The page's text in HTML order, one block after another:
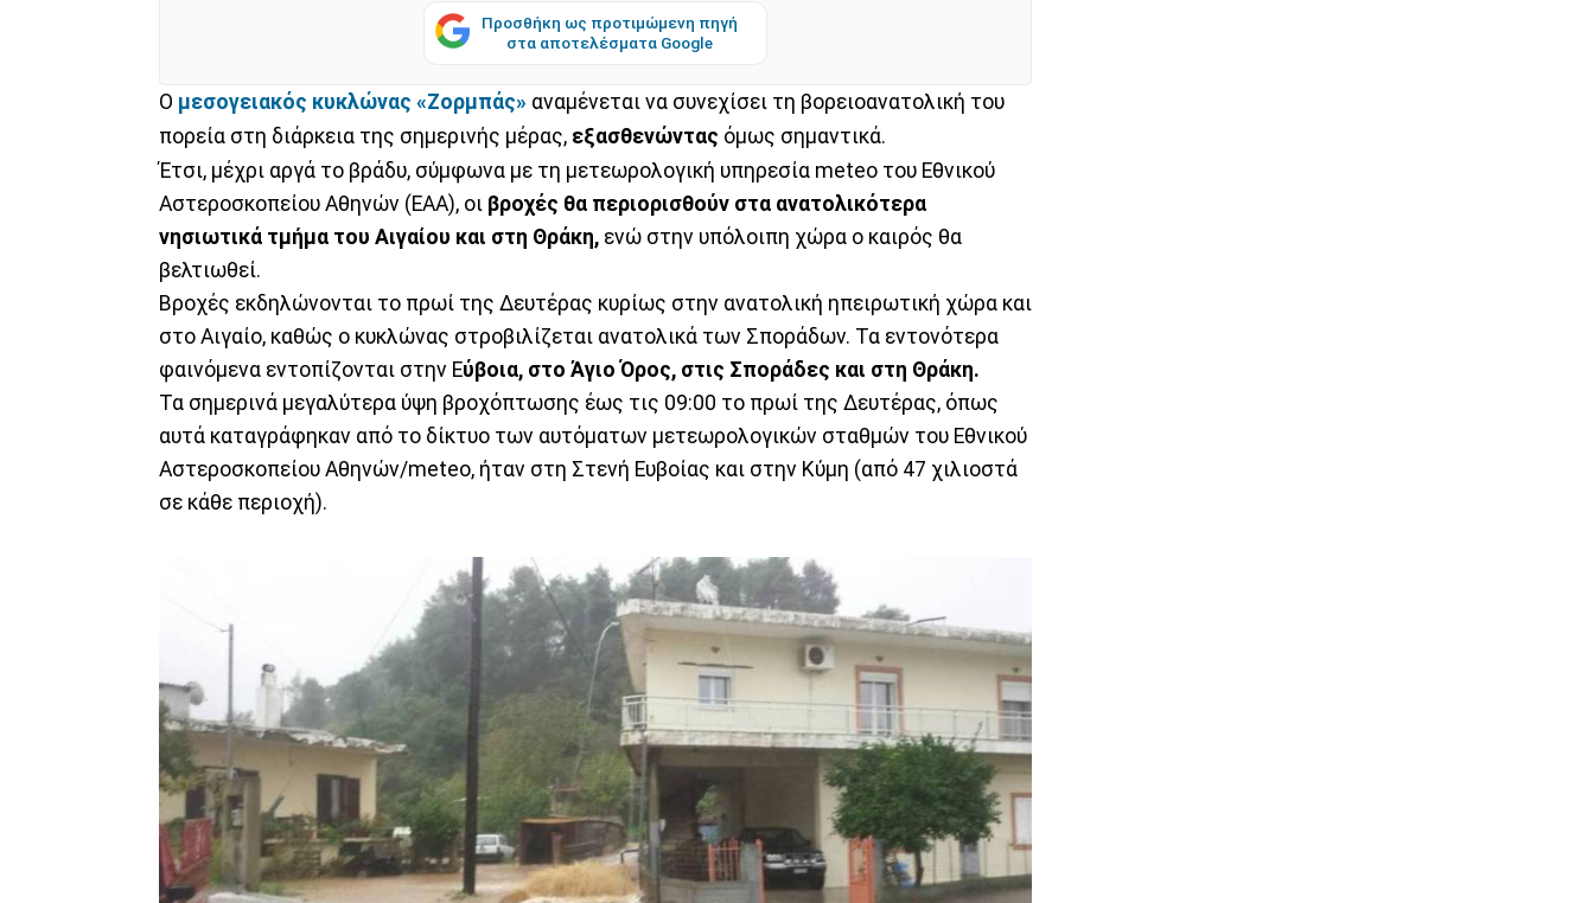
Προσθήκη ως προτιμώμενη πηγή
στα αποτελέσματα Google
Ο μεσογειακός κυκλώνας «Ζορμπάς» αναμένεται να συνεχίσει τη βορειοανατολική του
πορεία στη διάρκεια της σημερινής μέρας, εξασθενώντας όμως σημαντικά.
Έτσι, μέχρι αργά το βράδυ, σύμφωνα με τη μετεωρολογική υπηρεσία meteo του Εθνικού
Αστεροσκοπείου Αθηνών (ΕΑΑ), οι βροχές θα περιορισθούν στα ανατολικότερα
νησιωτικά τμήμα του Αιγαίου και στη Θράκη, ενώ στην υπόλοιπη χώρα ο καιρός θα
βελτιωθεί.
Βροχές εκδηλώνονται το πρωί της Δευτέρας κυρίως στην ανατολική ηπειρωτική χώρα και
στο Αιγαίο, καθώς ο κυκλώνας στροβιλίζεται ανατολικά των Σποράδων. Τα εντονότερα
φαινόμενα εντοπίζονται στην Εύβοια, στο Άγιο Όρος, στις Σποράδες και στη Θράκη.
Τα σημερινά μεγαλύτερα ύψη βροχόπτωσης έως τις 09:00 το πρωί της Δευτέρας, όπως
αυτά καταγράφηκαν από το δίκτυο των αυτόματων μετεωρολογικών σταθμών του Εθνικού
Αστεροσκοπείου Αθηνών/meteo, ήταν στη Στενή Ευβοίας και στην Κύμη (από 47 χιλιοστά
σε κάθε περιοχή).